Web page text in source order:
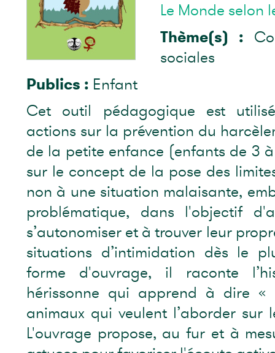
Le Monde selon
Thème(s) :
sociales
Publics : Enfant
Cet outil pédagogique est
actions sur la prévention du
de la petite enfance (enfants de 3
sur le concept de la pose des
non à une situation malaisante,
problématique, dans l'objectif
s’autonomiser et à trouver leur
situations d’intimidation dès le
forme d'ouvrage, il raconte
hérissonne qui apprend à dire
animaux qui veulent l’aborder sur
L'ouvrage propose, au fur et à